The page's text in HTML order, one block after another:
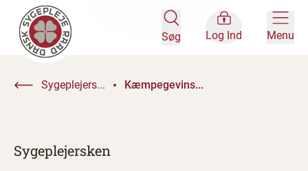
Søg Log Ind Menu
Sygeplejers... Kæmpegevins...
Sygeplejersken